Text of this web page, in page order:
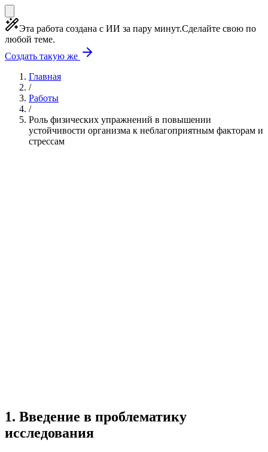
Эта работа создана с ИИ за пару минут.Сделайте свою по
любой теме.
Создать такую же
Главная
/
Работы
/
Роль физических упражнений в повышении
устойчивости организма к неблагоприятным факторам и
стрессам
1. Введение в проблематику
исследования